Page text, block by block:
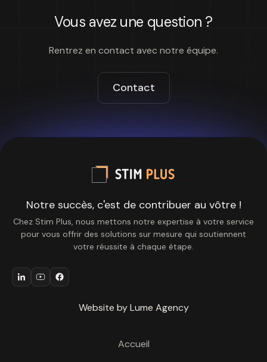
Vous avez une question ?
Rentrez en contact avec notre équipe.
Contact
Notre succès, c'est de contribuer au vôtre !
Chez Stim Plus, nous mettons notre expertise à votre service
pour vous offrir des solutions sur mesure qui soutiennent
votre réussite à chaque étape.
Website by Lume Agency
Accueil